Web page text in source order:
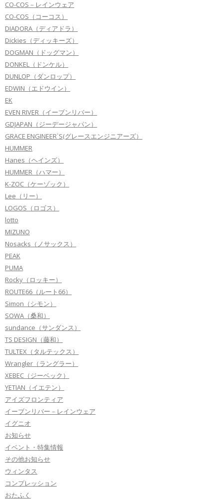
CO-COS－レインウェア
CO-COS（コーコス）
DIADORA（ディアドラ）
Dickies（ディッキーズ）
DOGMAN（ドッグマン）
DONKEL（ドンケル）
DUNLOP（ダンロップ）
EDWIN（エドウイン）
EK
EVEN RIVER（イーブンリバー）
GDJAPAN（ジーデージャパン）
GRACE ENGINEER`S(グレースエンジニアーズ）
HUMMER
Hanes（ヘインズ）
HUMMER（ハマー）
K-ZOC（ケーゾック）
Lee（リー）
LOGOS（ロゴス）
lotto
MIZUNO
Nosacks（ノサックス）
PEAK
PUMA
Rocky（ロッキー）
ROUTE66（ルート66）
Simon（シモン）
SOWA（桑和）
sundance（サンダンス）
TS DESIGN（藤和）
TULTEX（タルテックス）
Wrangler（ラングラー）
XEBEC（ジーベック）
YETIAN（イエテン）
アイズフロンティア
イーブンリバー－レインウェア
イグニオ
お知らせ
イベント・特集情報
その他お知らせ
ウィンタス
コンプレッション
おたふく